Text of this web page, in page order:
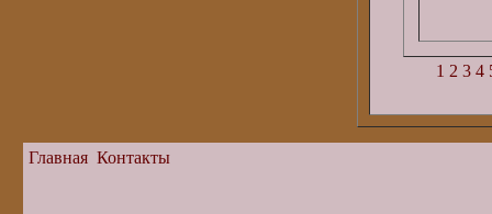
1 2 3 4
Главная Контакты